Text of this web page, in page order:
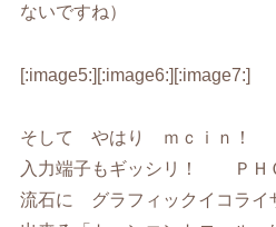
ないですね）
[:image5:][:image6:][:image7:]
そして やはり ｍｃｉｎ
入力端子もギッシリ！ Ｐ
流石に グラフィックイコライ